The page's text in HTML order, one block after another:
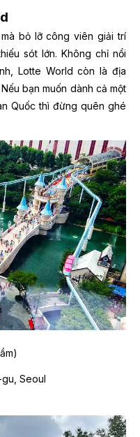
bỏ lỡ công viên giải trí
sót lớn. Không chỉ nổi
Lotte World còn là địa
bạn muốn dành cả một
Quốc thì đừng quên ghé
Seoul